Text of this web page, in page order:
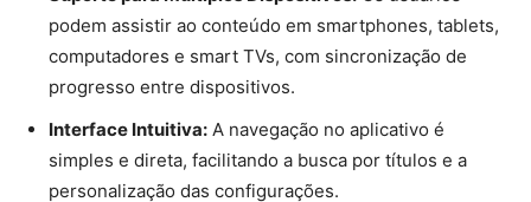
podem assistir ao conteúdo em smartphones, tablets,
computadores e smart TVs, com sincronização de
progresso entre dispositivos.
Interface Intuitiva: A navegação no aplicativo é
simples e direta, facilitando a busca por títulos e a
personalização das configurações.